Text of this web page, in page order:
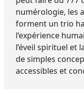
numérologie, les
forment un trio
l’expérience
l’éveil spirituel et
de simples
accessibles et